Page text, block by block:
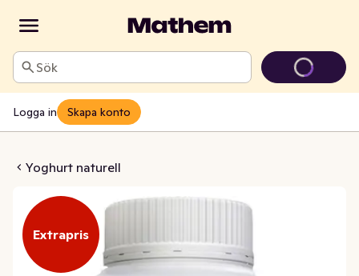
Sök
Logga in Skapa konto
Yoghurt naturell
0,5% Naturell EKO
Extrapris